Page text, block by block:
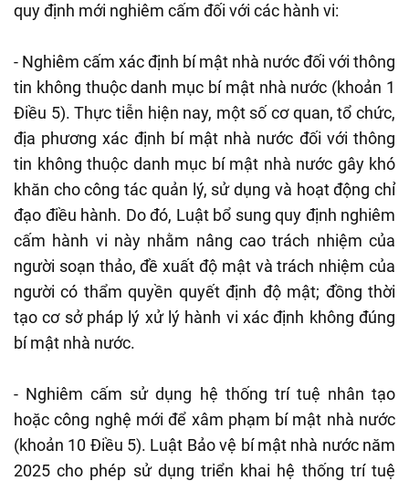
quy định mới nghiêm cấm đối với các hành vi:
- Nghiêm cấm xác định bí mật nhà nước đối với thông
tin không thuộc danh mục bí mật nhà nước (khoản 1
Điều 5). Thực tiễn hiện nay, một số cơ quan, tổ chức,
địa phương xác định bí mật nhà nước đối với thông
tin không thuộc danh mục bí mật nhà nước gây khó
khăn cho công tác quản lý, sử dụng và hoạt động chỉ
đạo điều hành. Do đó, Luật bổ sung quy định nghiêm
cấm hành vi này nhằm nâng cao trách nhiệm của
người soạn thảo, đề xuất độ mật và trách nhiệm của
người có thẩm quyền quyết định độ mật; đồng thời
tạo cơ sở pháp lý xử lý hành vi xác định không đúng
bí mật nhà nước.
- Nghiêm cấm sử dụng hệ thống trí tuệ nhân tạo
hoặc công nghệ mới để xâm phạm bí mật nhà nước
(khoản 10 Điều 5). Luật Bảo vệ bí mật nhà nước năm
2025 cho phép sử dụng triển khai hệ thống trí tuệ